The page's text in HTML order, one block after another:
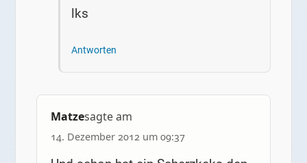
lks
Antworten
Matzesagte am
14. Dezember 2012 um 09:37